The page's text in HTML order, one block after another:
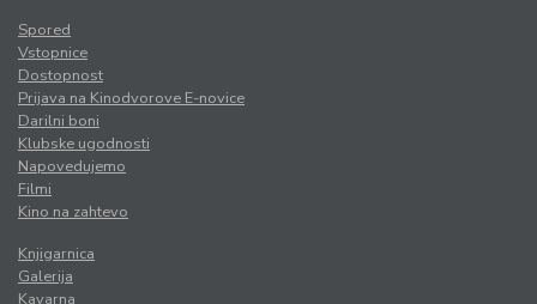
Spored
Vstopnice
Dostopnost
Prijava na Kinodvorove E-novice
Darilni boni
Klubske ugodnosti
Napovedujemo
Filmi
Kino na zahtevo
Knjigarnica
Galerija
Kavarna